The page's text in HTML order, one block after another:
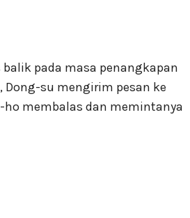
pada masa penangkapan
Dong-su mengirim pesan ke
ho membalas dan memintanya